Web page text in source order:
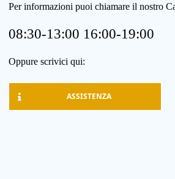
Per informazioni puoi chiamare il nostro
08:30-13:00 16:00-19:00
Oppure scrivici qui:
ASSISTENZA